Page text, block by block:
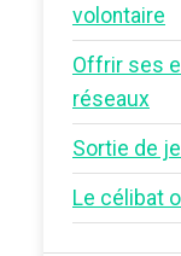
volontaire
Offrir ses
réseaux
Sortie de
Le célibat